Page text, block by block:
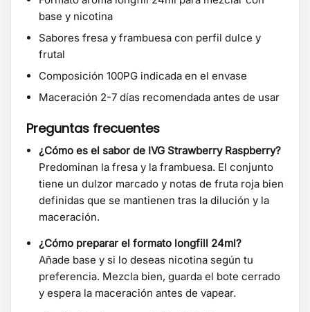
base y nicotina
Sabores fresa y frambuesa con perfil dulce y
frutal
Composición 100PG indicada en el envase
Maceración 2-7 días recomendada antes de usar
Preguntas frecuentes
¿Cómo es el sabor de IVG Strawberry Raspberry?
Predominan la fresa y la frambuesa. El conjunto
tiene un dulzor marcado y notas de fruta roja bien
definidas que se mantienen tras la dilución y la
maceración.
¿Cómo preparar el formato longfill 24ml?
Añade base y si lo deseas nicotina según tu
preferencia. Mezcla bien, guarda el bote cerrado
y espera la maceración antes de vapear.